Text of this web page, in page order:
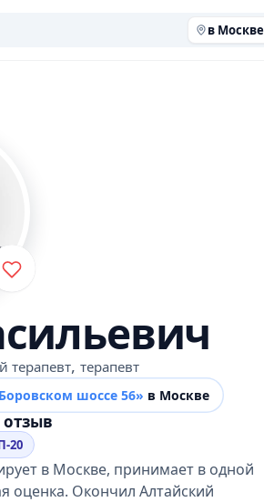
в Москве
терапевт, терапевт
шоссе 56» в Москве
отзыв
20
в Москве, принимает в одной
оценка. Окончил Алтайский